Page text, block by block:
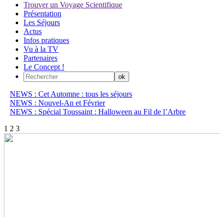
Trouver un Voyage Scientifique
Présentation
Les Séjours
Actus
Infos pratiques
Vu à la TV
Partenaires
Le Concept !
NEWS : Cet Automne : tous les séjours
NEWS : Nouvel-An et Février
NEWS : Spécial Toussaint : Halloween au Fil de l’Arbre
1 2 3